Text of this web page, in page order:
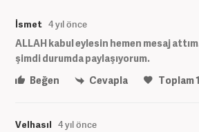
İsmet 4 yıl önce
ALLAH kabul eylesin hemen mesaj
şimdi durumda paylaşıyorum.
Beğen
Cevapla Toplam1
Velhasıl 4 yıl önce